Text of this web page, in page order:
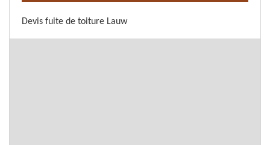
Devis fuite de toiture Lauw